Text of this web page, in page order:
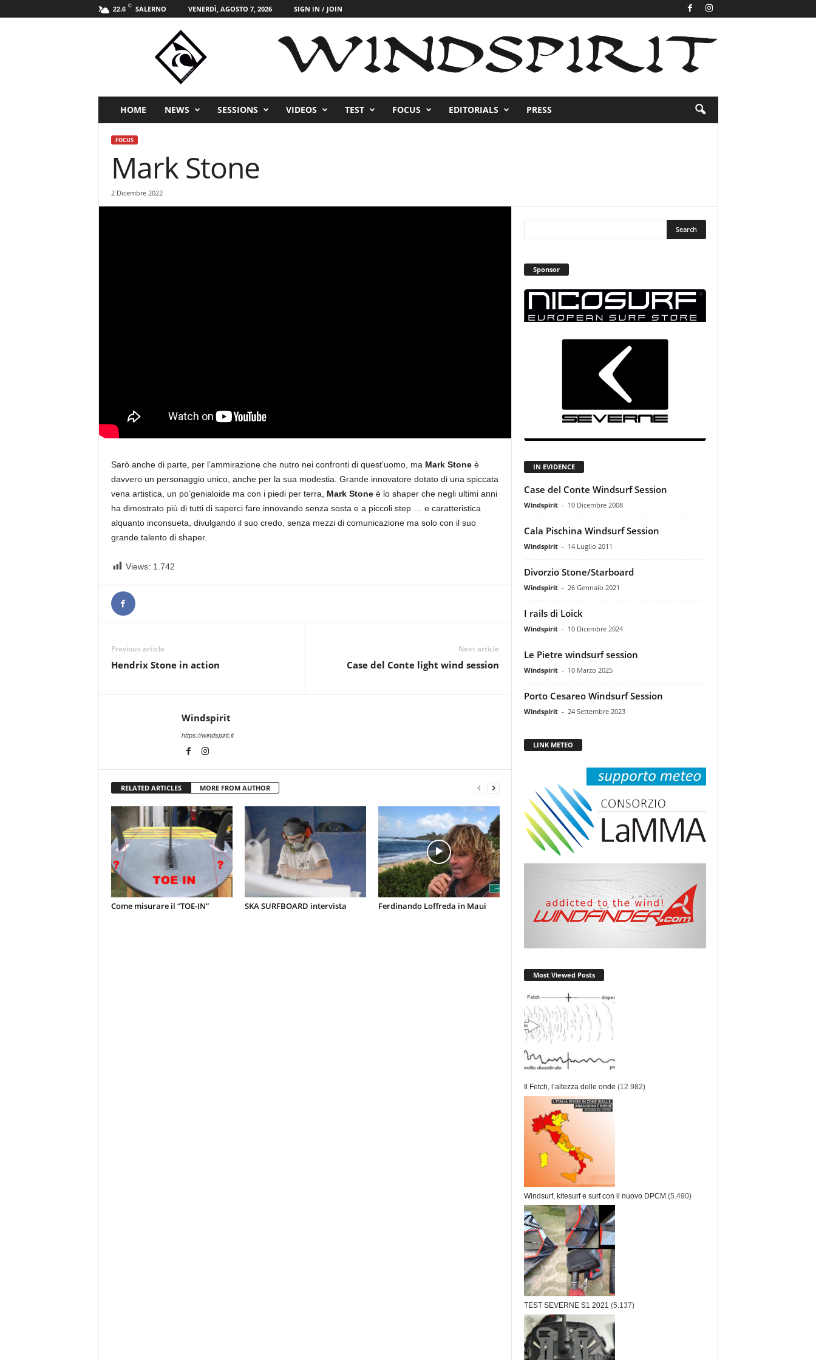
22.6 C SALERNO VENERDÌ, AGOSTO 7, 2026 SIGN IN / JOIN
t
HOME NEWS SESSIONS VIDEOS TEST FOCUS EDITORIALS PRESS
FOCUS
Mark Stone
2 Dicembre 2022
Sarò anche di parte, per l’ammirazione che nutro nei confronti di quest’uomo, ma Mark Stoneè
davvero un personaggio unico, anche per la sua modestia. Grande innovatore dotato di una spiccata
vena artistica, un po’genialoide ma con i piedi per terra, Mark Stoneè lo shaper che negli ultimi anni
ha dimostrato più di tutti di saperci fare innovando senza sosta e a piccoli step … e caratteristica
alquanto inconsueta, divulgando il suo credo, senza mezzi di comunicazione ma solo con il suo
grande talento di shaper.
Views: 1.742
Previous article
Hendrix Stone in action
Next article
Case del Conte light wind session
Windspirit
https://windspirit.it
RELATED ARTICLES MORE FROM AUTHOR
Come misurare il “TOE-IN” SKA SURFBOARD intervista Ferdinando Loffreda in Maui
Sponsor
IN EVIDENCE
Case del Conte Windsurf Session
Windspirit - 10 Dicembre 2008
Cala Pischina Windsurf Session
Windspirit - 14 Luglio 2011
Divorzio Stone/Starboard
Windspirit - 26 Gennaio 2021
I rails di Loick
Windspirit - 10 Dicembre 2024
Le Pietre windsurf session
Windspirit - 10 Marzo 2025
Porto Cesareo Windsurf Session
Windspirit - 24 Settembre 2023
LINK METEO
Most Viewed Posts
Il Fetch, l’altezza delle onde (12.982)
Windsurf, kitesurf e surf con il nuovo DPCM (5.490)
TEST SEVERNE S1 2021 (5.137)